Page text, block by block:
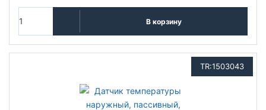
В корзину
TR:1503043